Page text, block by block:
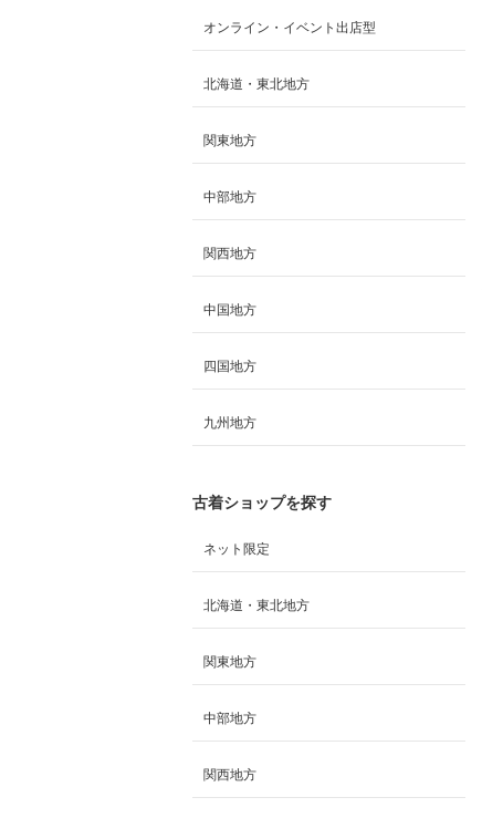
オンライン・イベント出店型
北海道・東北地方
関東地方
中部地方
関西地方
中国地方
四国地方
九州地方
古着ショップを探す
ネット限定
北海道・東北地方
関東地方
中部地方
関西地方